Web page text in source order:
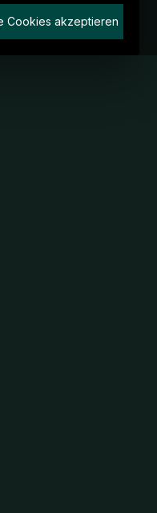
Cookies akzeptieren